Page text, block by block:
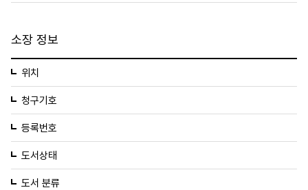
소장 정보
위치
청구기호
등록번호
도서상태
도서 분류